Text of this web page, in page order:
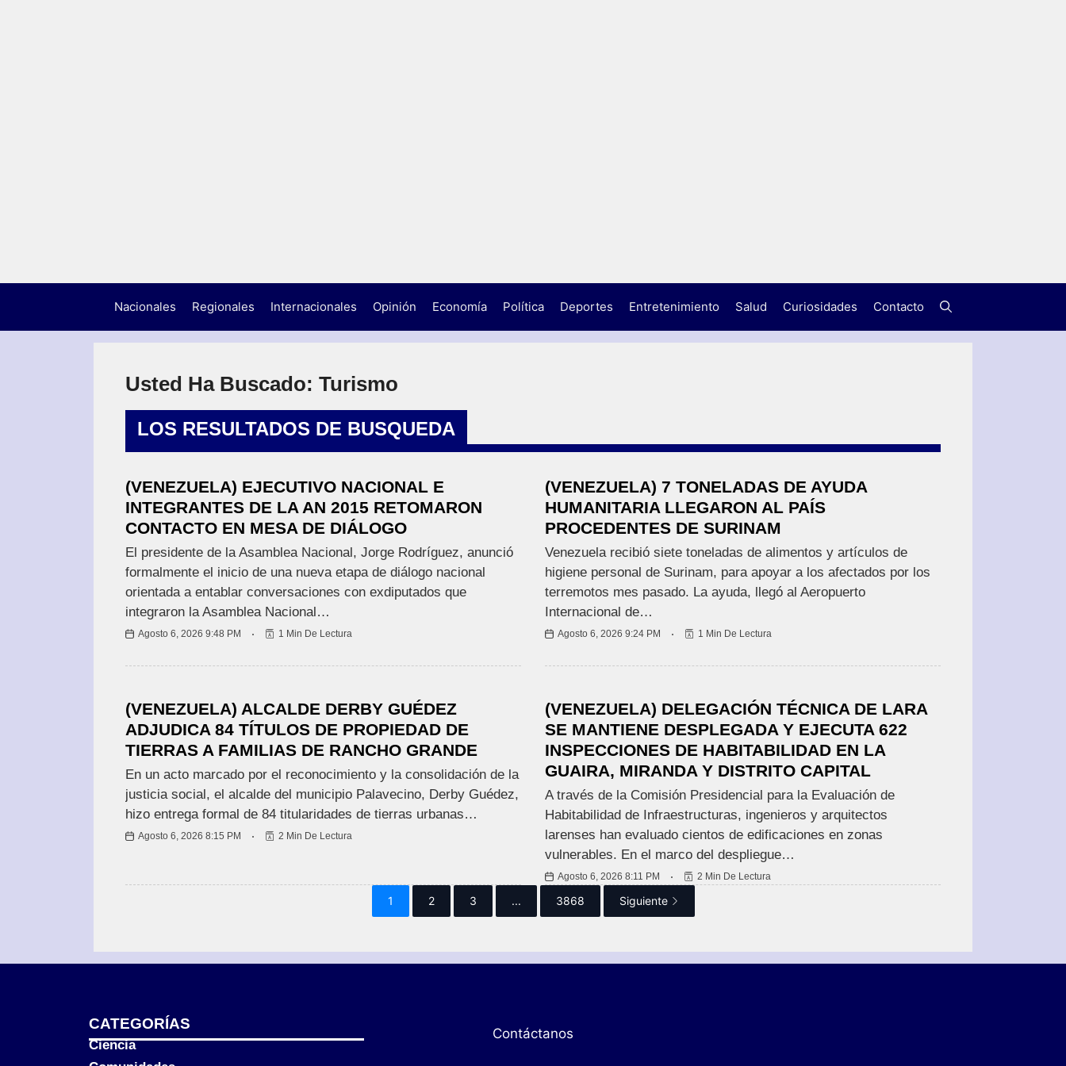
Nacionales Regionales Internacionales Opinión Economía Política Deportes Entretenimiento Salud Curiosidades Contacto
Usted Ha Buscado: Turismo
LOS RESULTADOS DE BUSQUEDA
N
N
E
S
(VENEZUELA) EJECUTIVO NACIONAL E
INTEGRANTES DE LA AN 2015 RETOMARON
CONTACTO EN MESA DE DIÁLOGO
El presidente de la Asamblea Nacional, Jorge Rodríguez, anunció
formalmente el inicio de una nueva etapa de diálogo nacional
orientada a entablar conversaciones con exdiputados que
integraron la Asamblea Nacional…
Agosto 6, 2026 9:48 PM 1 Min De Lectura
N
S
(VENEZUELA) 7 TONELADAS DE AYUDA
HUMANITARIA LLEGARON AL PAÍS
PROCEDENTES DE SURINAM
Venezuela recibió siete toneladas de alimentos y artículos de
higiene personal de Surinam, para apoyar a los afectados por los
terremotos mes pasado. La ayuda, llegó al Aeropuerto
Internacional de…
Agosto 6, 2026 9:24 PM 1 Min De Lectura
R
G
I
O
N
L
(VENEZUELA) ALCALDE DERBY GUÉDEZ
ADJUDICA 84 TÍTULOS DE PROPIEDAD DE
TIERRAS A FAMILIAS DE RANCHO GRANDE
En un acto marcado por el reconocimiento y la consolidación de la
justicia social, el alcalde del municipio Palavecino, Derby Guédez,
hizo entrega formal de 84 titularidades de tierras urbanas…
Agosto 6, 2026 8:15 PM 2 Min De Lectura
R
I
O
N
L
(VENEZUELA) DELEGACIÓN TÉCNICA DE LARA
SE MANTIENE DESPLEGADA Y EJECUTA 622
INSPECCIONES DE HABITABILIDAD EN LA
GUAIRA, MIRANDA Y DISTRITO CAPITAL
A través de la Comisión Presidencial para la Evaluación de
Habitabilidad de Infraestructuras, ingenieros y arquitectos
larenses han evaluado cientos de edificaciones en zonas
vulnerables. En el marco del despliegue…
Agosto 6, 2026 8:11 PM 2 Min De Lectura
1 2 3 ... 3868 Siguiente
CATEGORÍAS
Ciencia
Contáctanos